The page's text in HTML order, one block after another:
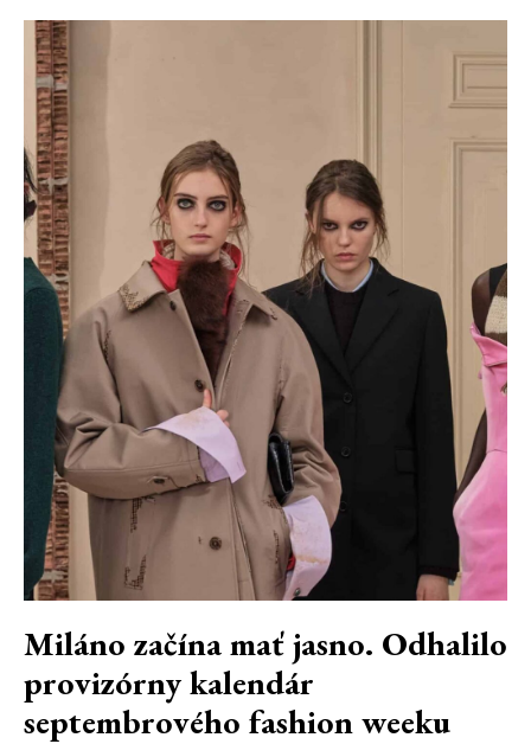
Miláno začína mať jasno. Odhalilo
provizórny kalendár
septembrového fashion weeku